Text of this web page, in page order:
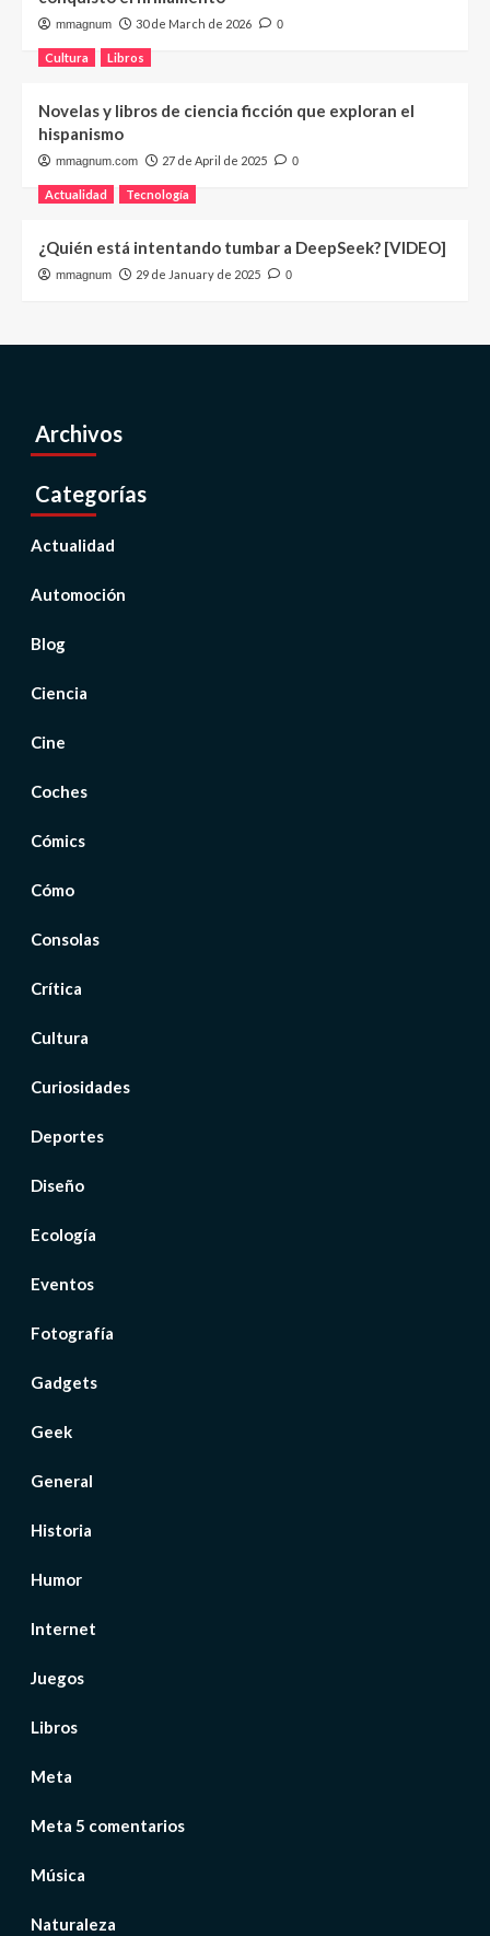
mmagnum 30 de March de 2026 0
Cultura Libros
Novelas y libros de ciencia ficción que exploran el
hispanismo
mmagnum.com 27 de April de 2025 0
Actualidad Tecnología
¿Quién está intentando tumbar a DeepSeek? [VIDEO]
mmagnum 29 de January de 2025 0
Archivos
Categorías
Actualidad
Automoción
Blog
Ciencia
Cine
Coches
Cómics
Cómo
Consolas
Crítica
Cultura
Curiosidades
Deportes
Diseño
Ecología
Eventos
Fotografía
Gadgets
Geek
General
Historia
Humor
Internet
Juegos
Libros
Meta
Meta 5 comentarios
Música
Naturaleza